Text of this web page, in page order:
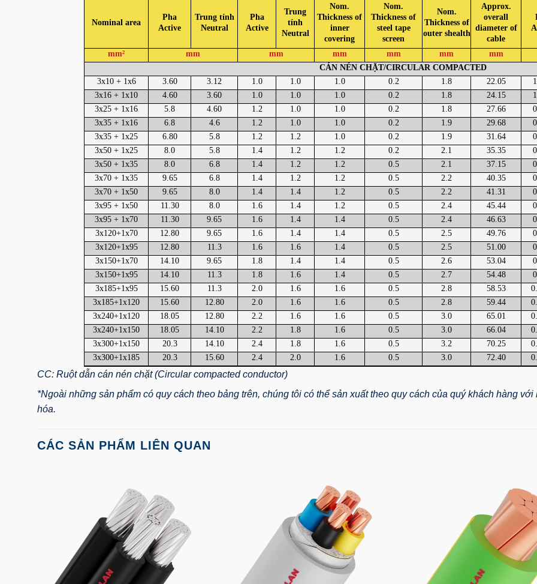
Nominal area
Pha
Active
Trung tính
Neutral
Pha
Active
Trung
tính
Neutral
Nom.
Thickness of
inner
covering
Nom.
Thickness of
steel tape
screen
Nom.
Thickness of
outer shealth
Approx.
overall
diameter of
cable
mm² mm mm mm mm mm
mm
CÁN NÉN CHẶT/CIRCULAR COMPACTED
3x10 + 1x6
3.60 3.12 1.0 1.0 1.0 0.2 1.8 22.05
3x16 + 1x10
4.60 3.60 1.0 1.0 1.0 0.2 1.8 24.15
3x25 + 1x16
5.8 4.60 1.2 1.0 1.0 0.2 1.8 27.66
3x35 + 1x16
6.8 4.6 1.2 1.0 1.0 0.2 1.9 29.68
3x35 + 1x25
6.80 5.8 1.2 1.2 1.0 0.2 1.9 31.64
3x50 + 1x25
8.0 5.8 1.4 1.2 1.2 0.2 2.1 35.35
3x50 + 1x35
8.0 6.8 1.4 1.2 1.2 0.5 2.1 37.15
3x70 + 1x35
9.65 6.8 1.4 1.2 1.2 0.5 2.2 40.35
3x70 + 1x50
9.65 8.0 1.4 1.4 1.2 0.5 2.2 41.31
3x95 + 1x50
11.30 8.0 1.6 1.4 1.2 0.5 2.4 45.44
3x95 + 1x70
11.30 9.65 1.6 1.4 1.4 0.5 2.4 46.63
3x120+1x70
12.80 9.65 1.6 1.4 1.4 0.5 2.5 49.76
3x120+1x95
12.80 11.3 1.6 1.6 1.4 0.5 2.5 51.00
3x150+1x70
14.10 9.65 1.8 1.4 1.4 0.5 2.6 53.04
3x150+1x95
14.10 11.3 1.8 1.6 1.4 0.5 2.7 54.48
3x185+1x95
15.60 11.3 2.0 1.6 1.6 0.5 2.8 58.53
3x185+1x120
15.60 12.80 2.0 1.6 1.6 0.5 2.8 59.44
3x240+1x120
18.05 12.80 2.2 1.6 1.6 0.5 3.0 65.01
3x240+1x150
18.05 14.10 2.2 1.8 1.6 0.5 3.0 66.04
3x300+1x150
20.3 14.10 2.4 1.8 1.6 0.5 3.2 70.25
3x300+1x185
20.3 15.60 2.4 2.0 1.6 0.5 3.0 72.40
CC: Ruột dẫn cán nén chặt (Circular compacted conductor)
*Ngoài những sản phẩm có quy cách theo bảng trên, chúng tôi có thể sản xuất theo quy cách của quý khách hàng
hóa.
CÁC SẢN PHẨM LIÊN QUAN